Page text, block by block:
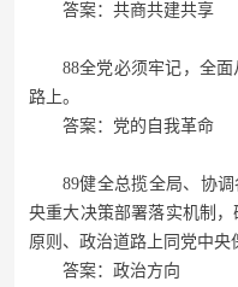
答案：共商共建共享
88全党必须牢记，全面
路上。
答案：党的自我革命
89健全总揽全局、协调
央重大决策部署落实机制，
原则、政治道路上同党中央
答案：政治方向